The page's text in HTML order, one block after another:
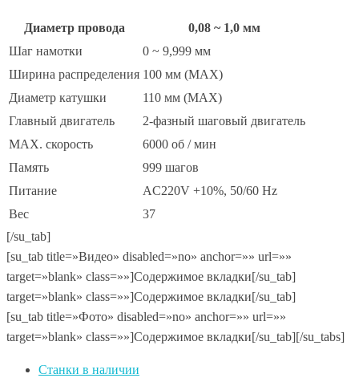
Диаметр провода
0,08 ~ 1,0 мм
Шаг намотки
0 ~ 9,999 мм
Ширина распределения 100 мм (МАХ)
Диаметр катушки
110 мм (МАХ)
Главный двигатель
2-фазный шаговый двигатель
MAX. скорость
6000 об / мин
Память
999 шагов
Питание
AC220V +10%, 50/60 Hz
Вес
37
[/su_tab]
[su_tab title=»Видео» disabled=»no» anchor=»» url=»»
target=»blank» class=»»]Содержимое вкладки[/su_tab]
target=»blank» class=»»]Содержимое вкладки[/su_tab]
[su_tab title=»Фото» disabled=»no» anchor=»» url=»»
target=»blank» class=»»]Содержимое вкладки[/su_tab][/su_tabs]
Станки в наличии